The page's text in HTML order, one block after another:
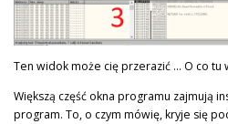
Ten widok może cię przerazić … O co tu
Większą część okna programu zajmują
program. To, o czym mówię, kryje się